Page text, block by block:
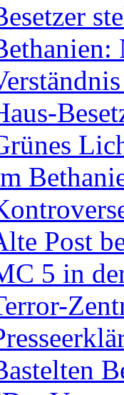
Post
5 in